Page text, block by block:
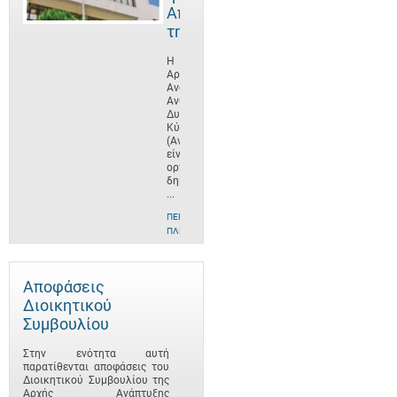
Αποστολή
της
Η
Αρχή
Ανάπτυξης
Ανθρώπινου
Δυναμικού
Κύπρου
(ΑνΑΔ)
είναι
οργανισμός
δημοσίου
...
ΠΕΡΙΣΣΌΤΕΡΕΣ
ΠΛΗΡΟΦΟΡΊΕΣ
Αποφάσεις
Διοικητικού
Συμβουλίου
Στην ενότητα αυτή
παρατίθενται αποφάσεις του
Διοικητικού Συμβουλίου της
Αρχής Ανάπτυξης